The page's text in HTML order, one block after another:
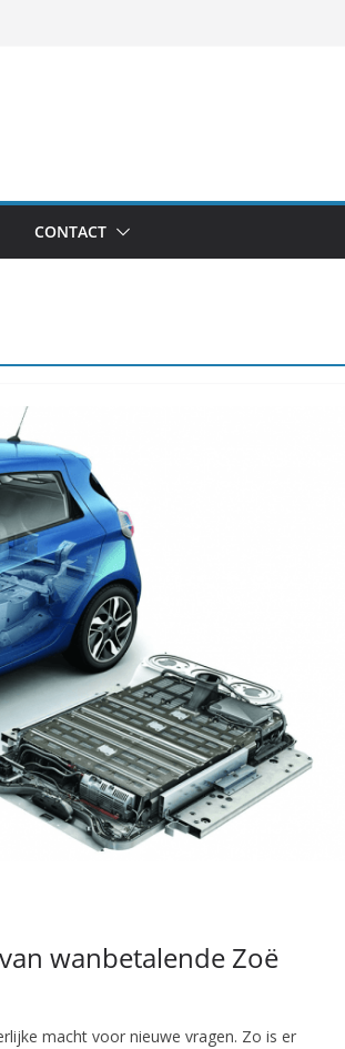
CONTACT
wanbetalende Zoë
macht voor nieuwe vragen. Zo is er